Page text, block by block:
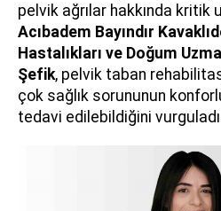
pelvik ağrılar hakkında kritik
Acıbadem Bayındır
Hastalıkları ve Doğum
Şefik, pelvik taban
çok sağlık sorununun
tedavi edilebildiğini